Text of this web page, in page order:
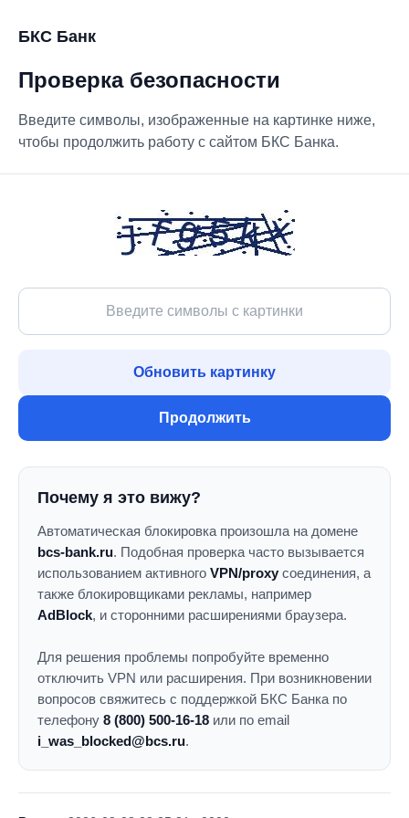
БКС Банк
Проверка безопасности
Введите символы, изображенные на картинке ниже,
чтобы продолжить работу с сайтом БКС Банка.
Обновить картинку
Продолжить
Почему я это вижу?
Автоматическая блокировка произошла на домене
bcs-bank.ru. Подобная проверка часто вызывается
использованием активного VPN/proxy соединения, а
также блокировщиками рекламы, например
AdBlock, и сторонними расширениями браузера.
Для решения проблемы попробуйте временно
отключить VPN или расширения. При возникновении
вопросов свяжитесь с поддержкой БКС Банка по
телефону 8 (800) 500-16-18 или по email
i_was_blocked@bcs.ru.